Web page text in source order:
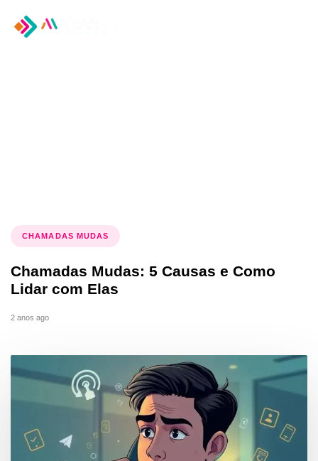
CHAMADAS MUDAS
Chamadas Mudas: 5 Causas e Como
Lidar com Elas
2 anos ago